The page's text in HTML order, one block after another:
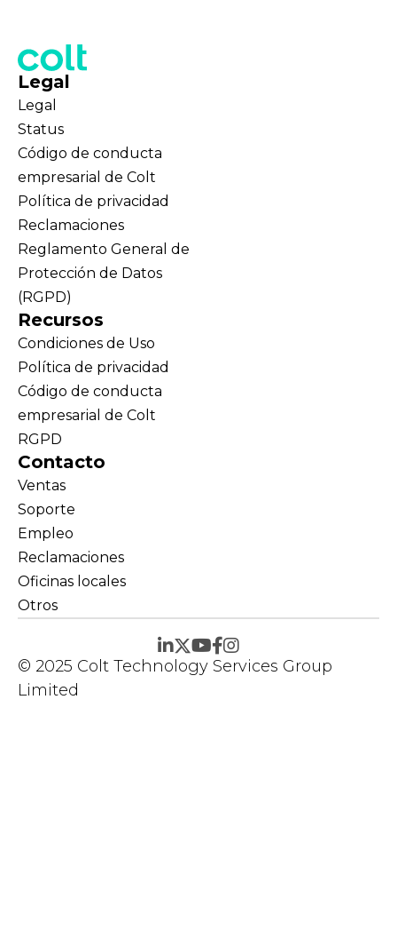
Legal
Legal
Status
Código de conducta
empresarial de Colt
Política de privacidad
Reclamaciones
Reglamento General de
Protección de Datos
(RGPD)
Recursos
Condiciones de Uso
Política de privacidad
Código de conducta
empresarial de Colt
RGPD
Contacto
Ventas
Soporte
Empleo
Reclamaciones
Oficinas locales
Otros
© 2025 Colt Technology Services Group
Limited